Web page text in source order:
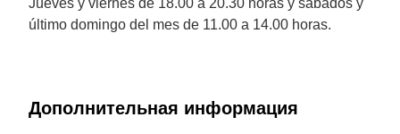
Jueves y viernes de 18.00 a 20.30 horas y sábados y
último domingo del mes de 11.00 a 14.00 horas.
Дополнительная информация